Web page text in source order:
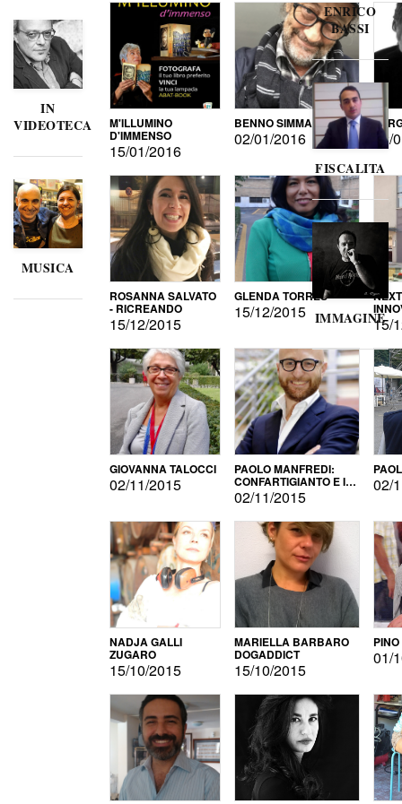
IN
VIDEOTECA
MUSICA
M'ILLUMINO
D'IMMENSO
15/01/2016
BENNO SIMMA
02/01/2016
ROSANNA SALVATO
- RICREANDO
15/12/2015
GLENDA TORRES
15/12/2015
15/
GIOVANNA TALOCCI
02/11/2015
PAOLO MANFREDI:
CONFARTIGIANTO E IL
SONDAGGIO
02/11/2015
02/
NADJA GALLI
ZUGARO
15/10/2015
MARIELLA BARBARO
DOGADDICT
15/10/2015
01/
ENRICO
BASSI
FISCALITA
IMMAGINE